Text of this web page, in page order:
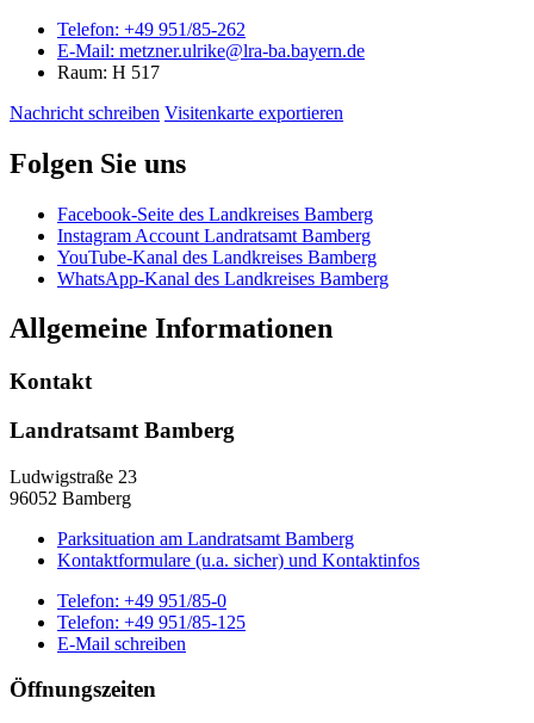
Telefon: +49 951/85-262
E-Mail: metzner.ulrike@lra-ba.bayern.de
Raum: H 517
Nachricht schreiben Visitenkarte exportieren
Folgen Sie uns
Facebook-Seite des Landkreises Bamberg
Instagram Account Landratsamt Bamberg
YouTube-Kanal des Landkreises Bamberg
WhatsApp-Kanal des Landkreises Bamberg
Allgemeine Informationen
Kontakt
Landratsamt Bamberg
Ludwigstraße 23
96052 Bamberg
Parksituation am Landratsamt Bamberg
Kontaktformulare (u.a. sicher) und Kontaktinfos
Telefon: +49 951/85-0
Telefon: +49 951/85-125
E-Mail schreiben
Öffnungszeiten